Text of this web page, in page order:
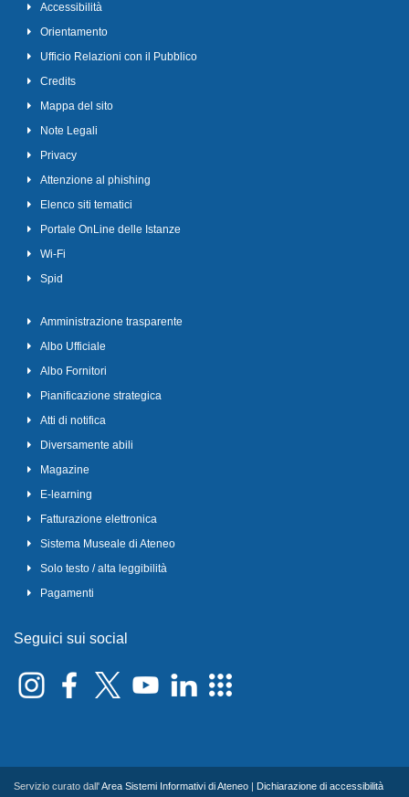
Accessibilità
Orientamento
Ufficio Relazioni con il Pubblico
Credits
Mappa del sito
Note Legali
Privacy
Attenzione al phishing
Elenco siti tematici
Portale OnLine delle Istanze
Wi-Fi
Spid
Amministrazione trasparente
Albo Ufficiale
Albo Fornitori
Pianificazione strategica
Atti di notifica
Diversamente abili
Magazine
E-learning
Fatturazione elettronica
Sistema Museale di Ateneo
Solo testo / alta leggibilità
Pagamenti
Seguici sui social
Servizio curato dall'Area Sistemi Informativi di Ateneo Dichiarazione di accessibilità